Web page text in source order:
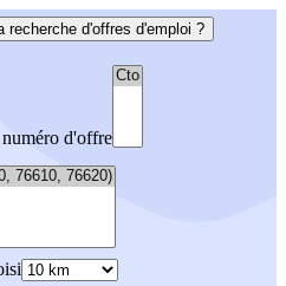
recherche d'offres d'emploi ?
d'offre